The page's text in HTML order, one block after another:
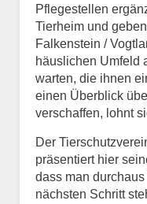
Pflegestellen
Tierheim und
Falkenstein /
häuslichen Umfeld
warten, die ihnen
einen Überblick
verschaffen, lohnt
Der
präsentiert hier
dass man
nächsten Schritt